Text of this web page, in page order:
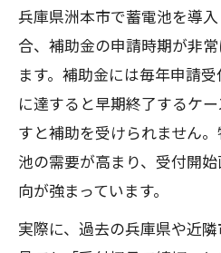
兵庫県洲本市で蓄電池を導
合、補助金の申請時期が非
ます。補助金には毎年申請
に達すると早期終了するケ
すと補助を受けられません
池の需要が高まり、受付開
向が強まっています。
実際に、過去の兵庫県や近